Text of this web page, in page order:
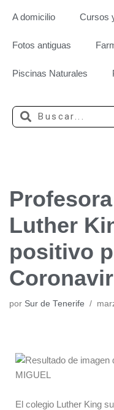
A domicilio Cursos
Fotos antiguas
Piscinas Naturales
Luther
positivo
por Sur de Tenerife
El colegio Luther King